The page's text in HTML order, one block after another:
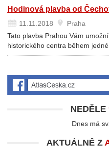
Hodinová plavba od
11.11.2018
Praha
Tato plavba Prahou Vám
historického centra během
NEDĚLE
Dnes má
AKTUÁLNĚ Z